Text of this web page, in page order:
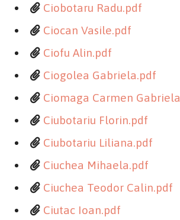
Ciobotaru Radu.pdf
Ciocan Vasile.pdf
Ciofu Alin.pdf
Ciogolea Gabriela.pdf
Ciomaga Carmen
Ciubotariu Florin.pdf
Ciubotariu Liliana.pdf
Ciuchea Mihaela.pdf
Ciuchea Teodor Calin.pdf
Ciutac Ioan.pdf